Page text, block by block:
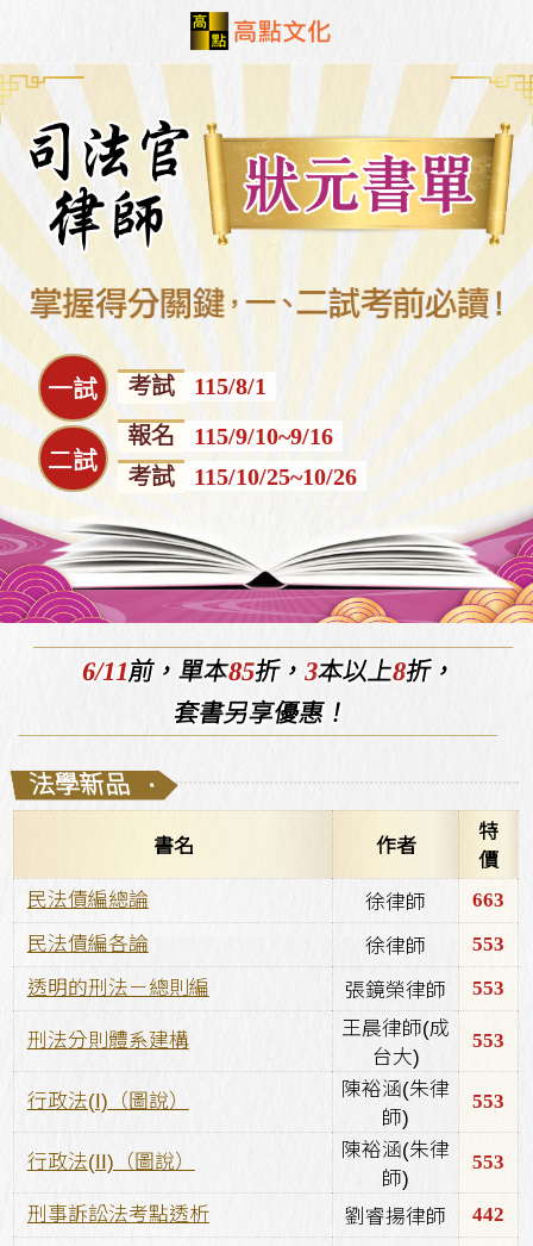
一試 考試 115/8/1
二試
報名
115/9/10~9/16
考試
115/10/25~10/26
6/11前，單本85折，3本以上8折，
套書另享優惠！
法學新品 ·
書名 作者
特
價
民法債編總論
徐律師
663
民法債編各論
徐律師
553
透明的刑法－總則編
張鏡榮律師 553
刑法分則體系建構
王晨律師(成
台大)
553
行政法(I)（圖說）
陳裕涵(朱律
師)
553
行政法(II)（圖說）
陳裕涵(朱律
師)
553
刑事訴訟法考點透析 劉睿揚律師
442